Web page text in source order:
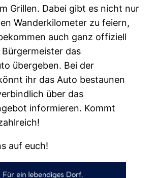
Grillen. Dabei gibt es nicht nur
Wanderkilometer zu feiern,
auch ganz offiziell
das
übergeben. Bei der
ihr das Auto bestaunen
über das
informieren. Kommt
auf euch!